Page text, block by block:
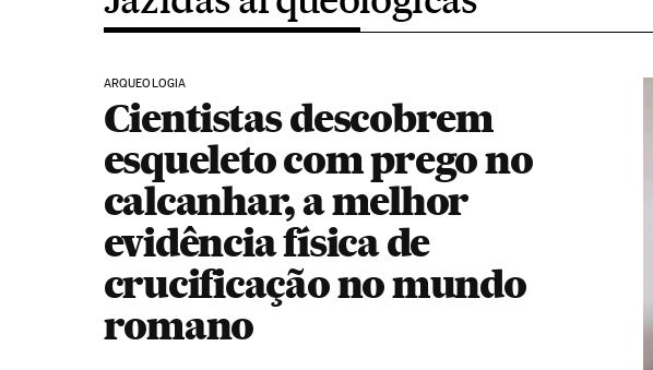
ARQUEOLOGIA
Cientistas descobrem
esqueleto com prego no
calcanhar, a melhor
evidência física de
crucificação no mundo
romano